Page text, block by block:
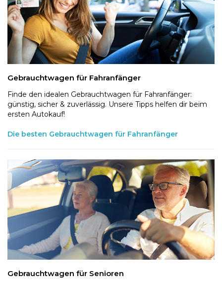
Gebrauchtwagen für Fahranfänger
Finde den idealen Gebrauchtwagen für Fahranfänger:
günstig, sicher & zuverlässig. Unsere Tipps helfen dir beim
ersten Autokauf!
Die besten Gebrauchtwagen für Fahranfänger
Gebrauchtwagen für Senioren